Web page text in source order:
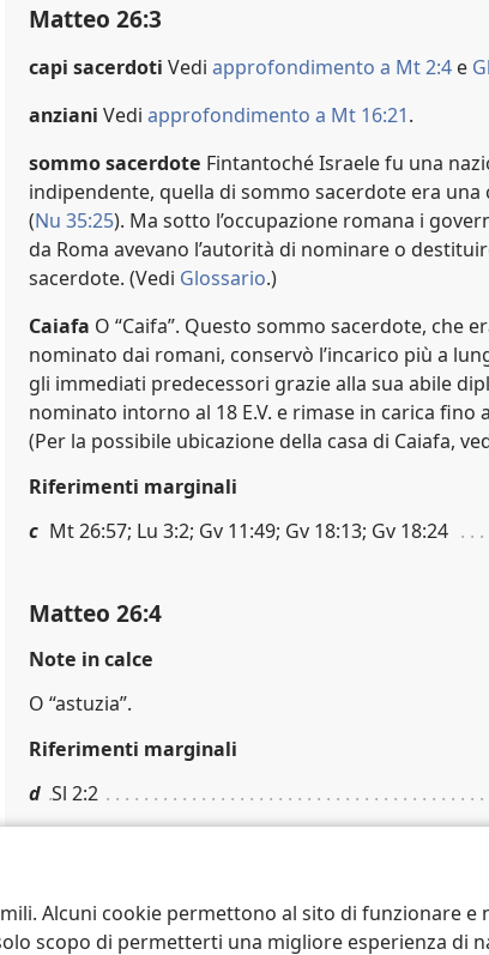
Alcuni cookie permettono al sito di funzionare e
scopo di permetterti una migliore esperienza di
Matteo 26:3
capi sacerdoti Vedi approfondimento a Mt 2:4 e
anziani Vedi approfondimento a Mt 16:21.
sommo sacerdote Fintantoché Israele fu una
indipendente, quella di sommo sacerdote era una
(Nu 35:25). Ma sotto l’occupazione romana i
da Roma avevano l’autorità di nominare o
sacerdote. (Vedi Glossario.)
Caiafa O “Caifa”. Questo sommo sacerdote, che
nominato dai romani, conservò l’incarico più a
gli immediati predecessori grazie alla sua abile
nominato intorno al 18 E.V. e rimase in carica fino
(Per la possibile ubicazione della casa di Caiafa,
Riferimenti marginali
c Mt 26:57; Lu 3:2; Gv 11:49; Gv 18:13; Gv 18:24
Matteo 26:4
Note in calce
O “astuzia”.
Riferimenti marginali
d Sl 2:2
Gesù si trovava a BetaniaI fatti descritti inMt